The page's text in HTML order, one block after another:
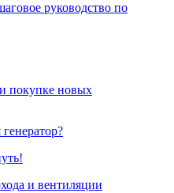
руководство по
покупке новых
и вентиляции